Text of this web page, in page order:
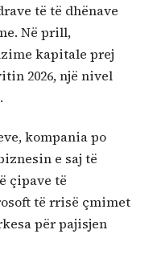
të të dhënave
Në prill,
kapitale prej
2026, një nivel
kompania po
e saj të
çipave të
të rrisë çmimet
për pajisjen